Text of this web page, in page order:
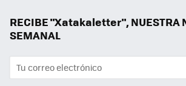
RECIBE "Xatakaletter", NUESTRA
SEMANAL